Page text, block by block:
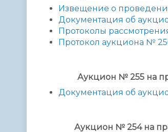
Извещение о
Документация об
Протоколы
Протокол аукциона №
Аукцион № 255 на
Документация об
Аукцион № 254 на